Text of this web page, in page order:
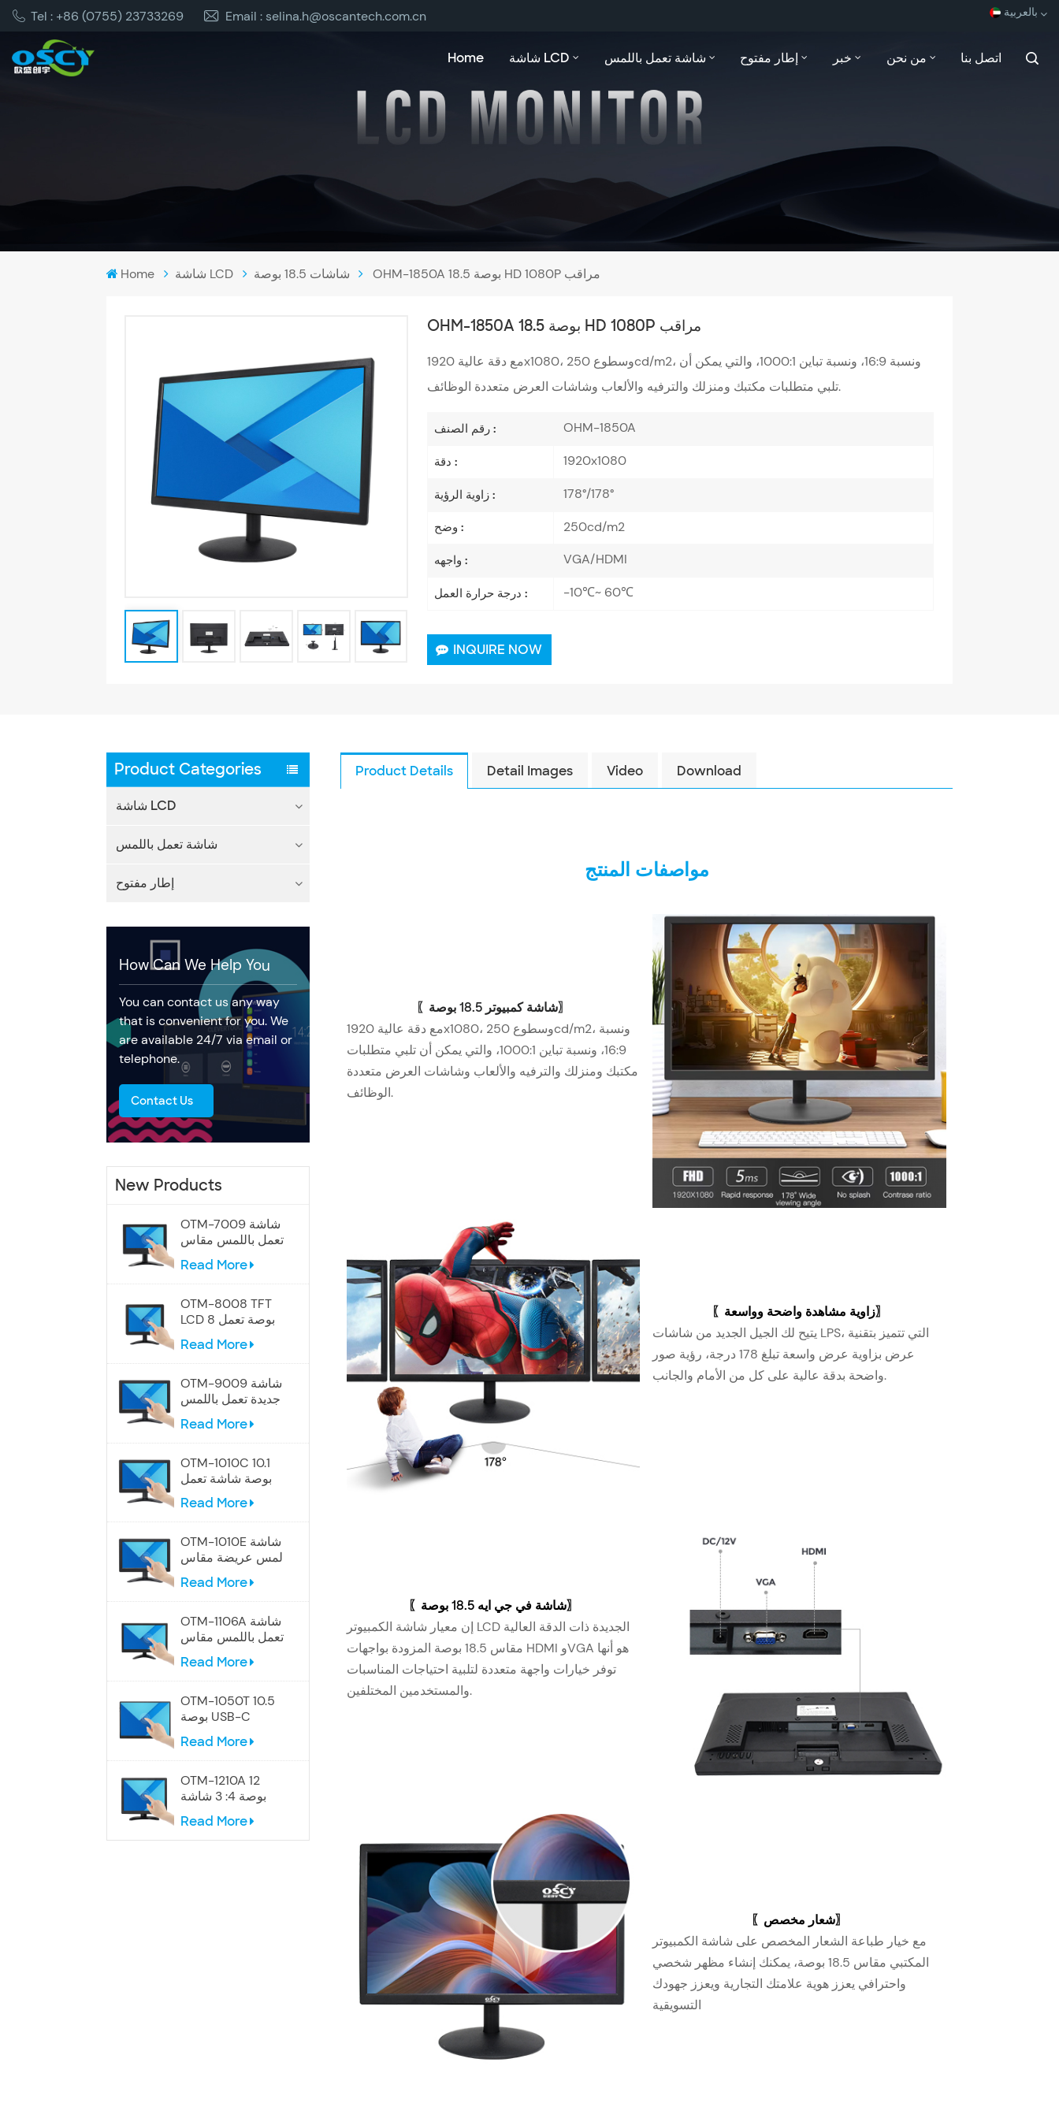
Tel : +86 (0755) 23733269 Email : selina.h@oscantech.com.cn بالعربية
Home شاشة LCD شاشة تعمل باللمس إطار مفتوح خبر من نحن اتصل بنا
Home شاشة LCD شاشات 18.5 بوصة OHM-1850A 18.5 بوصة HD 1080P مراقب
OHM-1850A 18.5 بوصة HD 1080P مراقب
مع دقة عالية 1920x1080، وسطوع 250cd/m2، ونسبة 16:9، ونسبة تباين 1000:1، والتي يمكن أن
تلبي متطلبات مكتبك ومنزلك والترفيه والألعاب وشاشات العرض متعددة الوظائف.
رقم الصنف : OHM-1850A
دقة : 1920x1080
زاوية الرؤية : 178°/178°
وضح : 250cd/m2
واجهه : VGA/HDMI
درجة حرارة العمل : -10℃~ 60℃
INQUIRE NOW
Product Categories
شاشة LCD
شاشة تعمل باللمس
إطار مفتوح
How Can We Help You
You can contact us any way
that is convenient for you. We
are available 24/7 via email or
telephone.
Contact Us
New Products
OTM-7009 شاشة
تعمل باللمس مقاس
Read More
OTM-8008 TFT
LCD 8 بوصة تعمل
باللمس
Read More
OTM-9009 شاشة
جديدة تعمل باللمس
Read More
OTM-1010C 10.1
بوصة شاشة تعمل
باللمس الصناعية
Read More
OTM-1010E شاشة
لمس عريضة مقاس
10.1 بوصة
Read More
OTM-1106A شاشة
تعمل باللمس مقاس
12 بوصة
Read More
OTM-1050T 10.5
بوصة USB-C
شاشة تعمل باللمس
المحمولة
Read More
OTM-1210A 12
بوصة 4: 3 شاشة
تعمل باللمس
Read More
Product Details Detail Images Video Download
مواصفات المنتج
〖 شاشة كمبيوتر 18.5 بوصة〗
مع دقة عالية 1920x1080، وسطوع 250cd/m2، ونسبة
16:9، ونسبة تباين 1000:1، والتي يمكن أن تلبي متطلبات
مكتبك ومنزلك والترفيه والألعاب وشاشات العرض متعددة
الوظائف.
〖 زاوية مشاهدة واضحة وواسعة〗
يتيح لك الجيل الجديد من شاشات LPS، التي تتميز بتقنية
عرض بزاوية عرض واسعة تبلغ 178 درجة، رؤية صور
واضحة بدقة عالية على كل من الأمام والجانب.
〖 شاشة في جي ايه 18.5 بوصة〗
إن معيار شاشة الكمبيوتر LCD الجديدة ذات الدقة العالية
مقاس 18.5 بوصة المزودة بواجهات HDMI وVGA هو أنها
توفر خيارات واجهة متعددة لتلبية احتياجات المناسبات
والمستخدمين المختلفين.
〖 شعار مخصص〗
مع خيار طباعة الشعار المخصص على شاشة الكمبيوتر
المكتبي مقاس 18.5 بوصة، يمكنك إنشاء مظهر شخصي
واحترافي يعزز هوية علامتك التجارية ويعزز جهودك
التسويقية